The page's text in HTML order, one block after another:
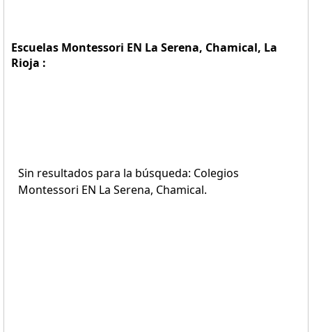
Escuelas Montessori EN La Serena, Chamical, La
Rioja :
Sin resultados para la búsqueda: Colegios
Montessori EN La Serena, Chamical.